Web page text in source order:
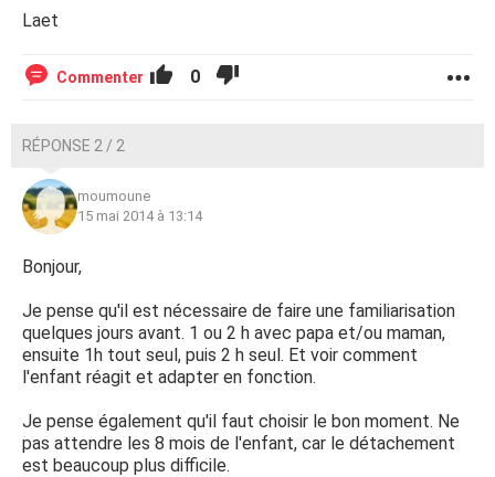
Laet
Commenter 0
RÉPONSE 2 / 2
moumoune
15 mai 2014 à 13:14
Bonjour,
Je pense qu'il est nécessaire de faire une familiarisation
quelques jours avant. 1 ou 2 h avec papa et/ou maman,
ensuite 1h tout seul, puis 2 h seul. Et voir comment
l'enfant réagit et adapter en fonction.
Je pense également qu'il faut choisir le bon moment. Ne
pas attendre les 8 mois de l'enfant, car le détachement
est beaucoup plus difficile.